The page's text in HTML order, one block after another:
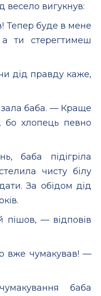
весело вигукнув:
Тепер буде в мене
ти стерегтимеш
дід правду каже,
баба. — Краще
бо хлопець певно
баба підігріла
чисту білу
За обідом дід
— відповів
вже чумакував! —
баба